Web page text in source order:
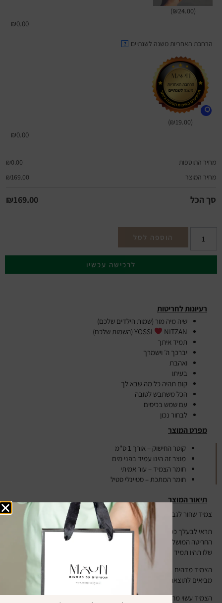
(₪24.00)
₪0.00
הרחבת האחריות משנה לשנתיים ?
(₪19.00)
₪0.00
מחיר התוספות ₪0.00
מחיר המוצר
₪169.00
סך הכל ₪169.00
הוספה לסל
לרכישה עכשיו
רעיונות לחריטות
שיה מיה מור (שמות הילדים שלכם)
YOSSI
NITZAN (השמות שלכם)
תמיד איתך
יברכך ה׳ וישמרך
ואהבת
בעיתו
קום תהיה כל מה שבא לך
הכל משתבש לטובה
עם שמש בכיסים
לבחור נכון
מפרט המוצר
קוטר החישוק – אורך 1 ס"מ
מוצר זה הינו עמיד בפני מים
חומר הצמיד – עור אמיתי
חומר המתכת – סטיינלי סטיל
תיאור המוצר
צמיד שחור לגבר בעל חוט יפייפה שחור עם חישוקים יפייפים
תראי לבעלך כמה את אוהבת אותו ואיזה אבא טוב הוא, תקני לו את צמיד
החריטה המושלם הזה עם שמות הילדים וגם עם השם שלך, ואתם המשפחה
שלו תהיו תמיד איתו, לכל מקום שהוא הולך. גם כשהוא רחוק.
הצמיד מדהים ביופיו עם חישוקים שחורים ועדינים שביחד עם שדה החריטה
מביאים לתוצאה מושלמת.
הצמיד עשוי מחומר איכותי ועמיד בפני זיעה ומים, והוא מגיע בסגנון קלאסי